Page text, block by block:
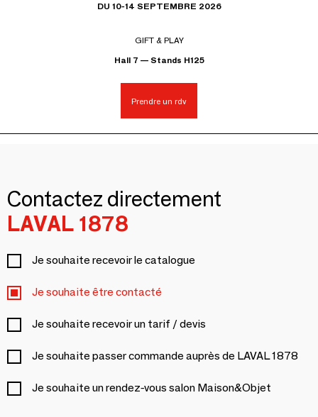
DU 10-14 SEPTEMBRE 2026
GIFT & PLAY
Hall 7 — Stands H125
Prendre un rdv
Contactez directement
LAVAL 1878
Je souhaite recevoir le catalogue
Je souhaite être contacté
Je souhaite recevoir un tarif / devis
Je souhaite passer commande auprès de LAVAL 1878
Je souhaite un rendez-vous salon Maison&Objet